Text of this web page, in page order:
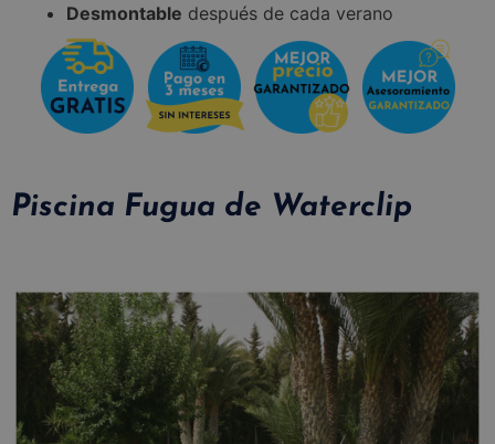
Desmontable después de cada verano
Piscina Fugua de Waterclip